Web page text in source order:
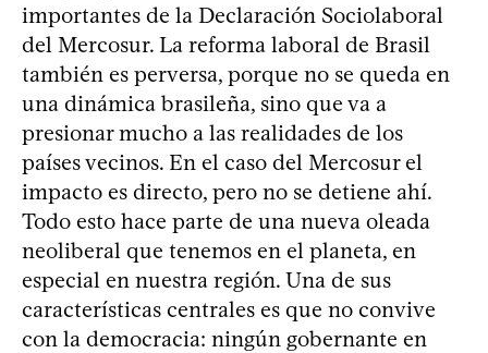
importantes de la Declaración Sociolaboral
del Mercosur. La reforma laboral de Brasil
también es perversa, porque no se queda en
una dinámica brasileña, sino que va a
presionar mucho a las realidades de los
países vecinos. En el caso del Mercosur el
impacto es directo, pero no se detiene ahí.
Todo esto hace parte de una nueva oleada
neoliberal que tenemos en el planeta, en
especial en nuestra región. Una de sus
características centrales es que no convive
con la democracia: ningún gobernante en